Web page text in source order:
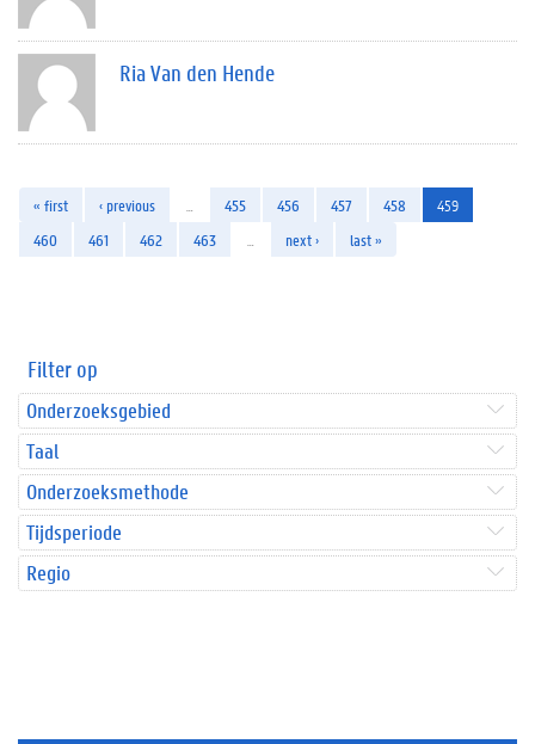
Ria Van den Hende
« first ‹ previous 455 456 457 458
459
460
461 462 463 next › last »
Filter op
Onderzoeksgebied
Taal
Onderzoeksmethode
Tijdsperiode
Regio